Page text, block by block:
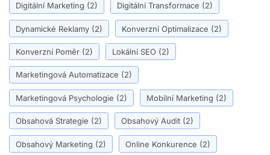
Digitální Marketing (2) Digitální Transformace (2)
Dynamické Reklamy (2) Konverzní Optimalizace (2)
Konverzní Poměr (2) Lokální SEO (2)
Marketingová Automatizace (2)
Marketingová Psychologie (2) Mobilní Marketing (2)
Obsahová Strategie (2) Obsahový Audit (2)
Obsahový Marketing (2) Online Konkurence (2)